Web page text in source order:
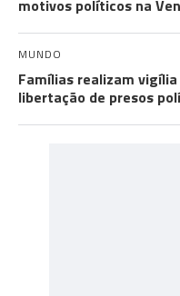
motivos políticos na
MUNDO
Famílias realizam
libertação de presos